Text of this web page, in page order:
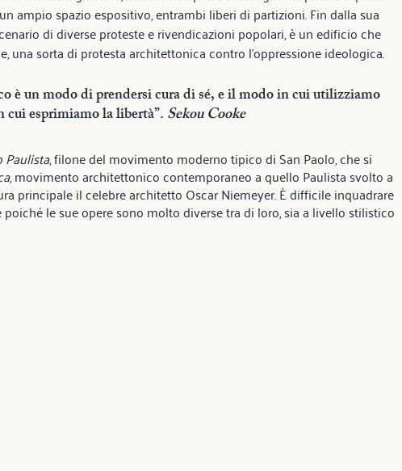
ampio spazio espositivo, entrambi liberi di partizioni. Fin dalla sua
di diverse proteste e rivendicazioni popolari, è un edificio che
una sorta di protesta architettonica contro l’oppressione ideologica.
è un modo di prendersi cura di sé, e il modo in cui utilizziamo
esprimiamo la libertà”. Sekou Cooke
Paulista, filone del movimento moderno tipico di San Paolo, che si
, movimento architettonico contemporaneo a quello Paulista svolto a
principale il celebre architetto Oscar Niemeyer. È difficile inquadrare
le sue opere sono molto diverse tra di loro, sia a livello stilistico